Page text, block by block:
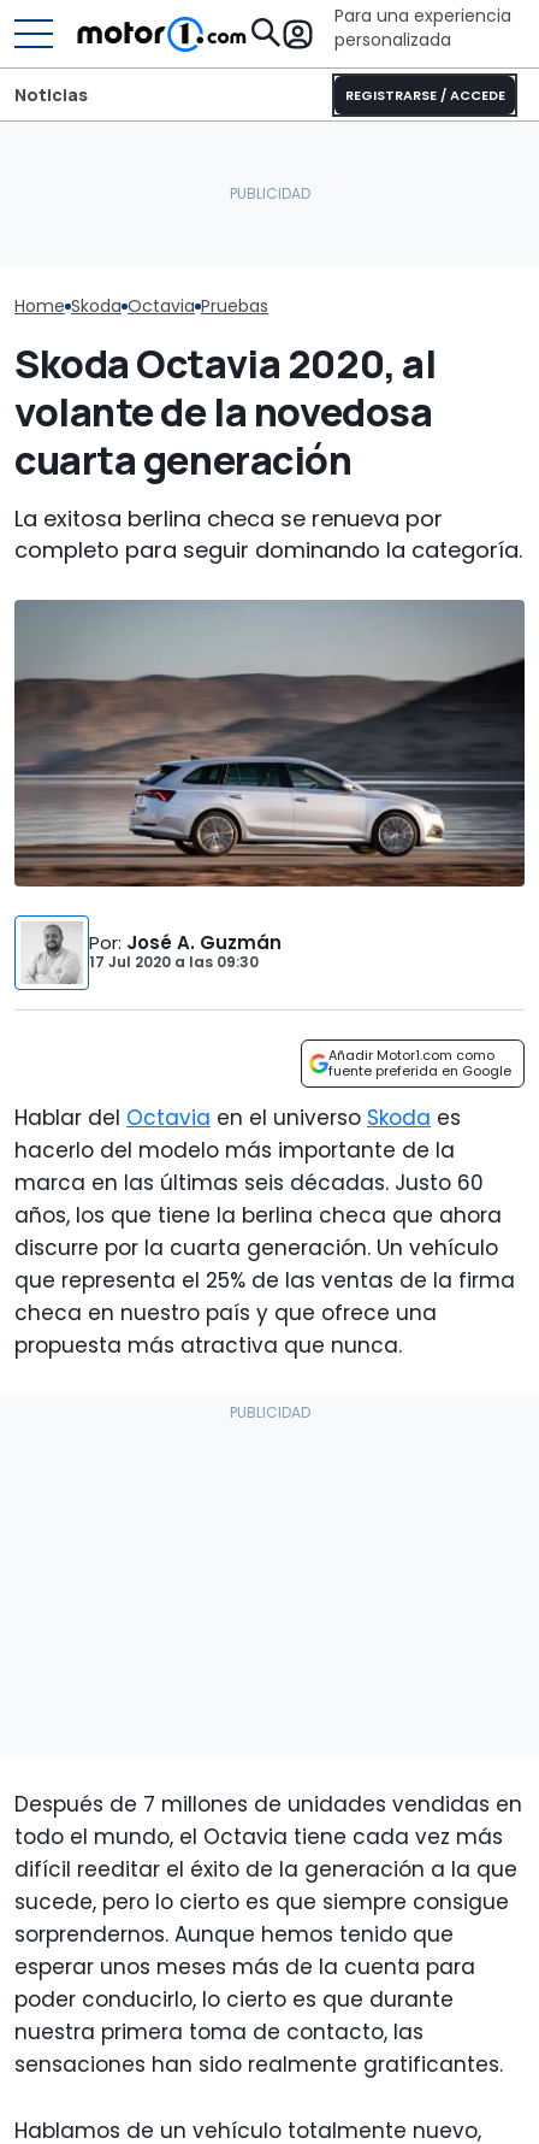
Para una experiencia
personalizada
REGISTRARSE / ACCEDE
Noticias
Home Skoda Octavia Pruebas
Skoda Octavia 2020, al
volante de la novedosa
cuarta generación
La exitosa berlina checa se renueva por
completo para seguir dominando la categoría.
Por: José A. Guzmán
17 Jul 2020 a las 09:30
Añadir Motor1.com como
fuente preferida en Google
Hablar del Octavia en el universo Skoda es
hacerlo del modelo más importante de la
marca en las últimas seis décadas. Justo 60
años, los que tiene la berlina checa que ahora
discurre por la cuarta generación. Un vehículo
que representa el 25% de las ventas de la firma
checa en nuestro país y que ofrece una
propuesta más atractiva que nunca.
Después de 7 millones de unidades vendidas en
todo el mundo, el Octavia tiene cada vez más
difícil reeditar el éxito de la generación a la que
sucede, pero lo cierto es que siempre consigue
sorprendernos. Aunque hemos tenido que
esperar unos meses más de la cuenta para
poder conducirlo, lo cierto es que durante
nuestra primera toma de contacto, las
sensaciones han sido realmente gratificantes.
Hablamos de un vehículo totalmente nuevo,